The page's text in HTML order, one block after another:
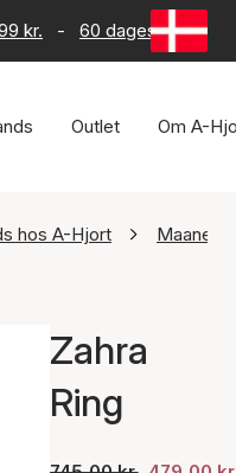
kr. - 60 dages returret
Outlet Om A-
hos A-Hjort
Zahra
Ring